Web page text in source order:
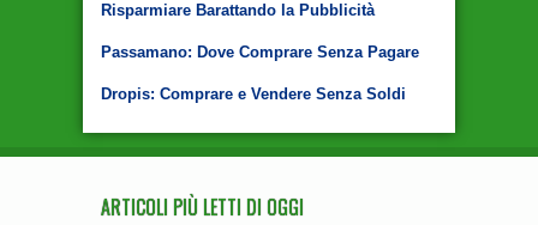
Risparmiare Barattando la Pubblicità
Passamano: Dove Comprare Senza Pagare
Dropis: Comprare e Vendere Senza Soldi
ARTICOLI PIÙ LETTI DI OGGI